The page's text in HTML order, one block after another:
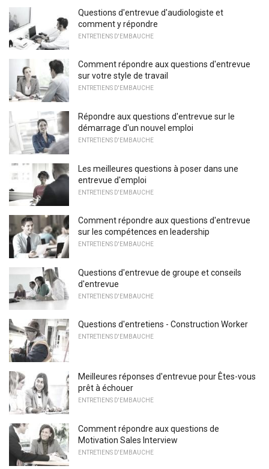
Questions d'entrevue d'audiologiste et
comment y répondre
ENTRETIENS D'EMBAUCHE
Comment répondre aux questions d'entrevue
sur votre style de travail
ENTRETIENS D'EMBAUCHE
Répondre aux questions d'entrevue sur le
démarrage d'un nouvel emploi
ENTRETIENS D'EMBAUCHE
Les meilleures questions à poser dans une
entrevue d'emploi
ENTRETIENS D'EMBAUCHE
Comment répondre aux questions d'entrevue
sur les compétences en leadership
ENTRETIENS D'EMBAUCHE
Questions d'entrevue de groupe et conseils
d'entrevue
ENTRETIENS D'EMBAUCHE
Questions d'entretiens - Construction Worker
ENTRETIENS D'EMBAUCHE
Meilleures réponses d'entrevue pour Êtes-vous
prêt à échouer
ENTRETIENS D'EMBAUCHE
Comment répondre aux questions de
Motivation Sales Interview
ENTRETIENS D'EMBAUCHE